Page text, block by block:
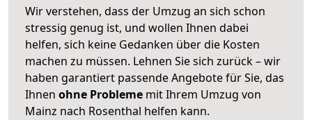
Wir verstehen, dass der Umzug an sich schon
stressig genug ist, und wollen Ihnen dabei
helfen, sich keine Gedanken über die Kosten
machen zu müssen. Lehnen Sie sich zurück – wir
haben garantiert passende Angebote für Sie, das
Ihnen ohne Probleme mit Ihrem Umzug von
Mainz nach Rosenthal helfen kann.